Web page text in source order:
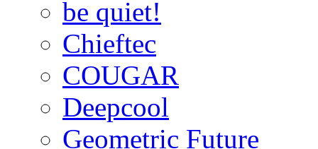
be quiet!
Chieftec
COUGAR
Deepcool
Geometric Future